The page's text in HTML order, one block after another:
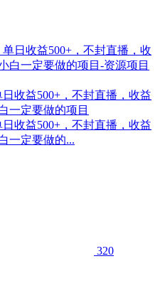
收益500+，不封直播，收益
一定要做的项目
收益500+，不封直播，收益
一定要做的...
320